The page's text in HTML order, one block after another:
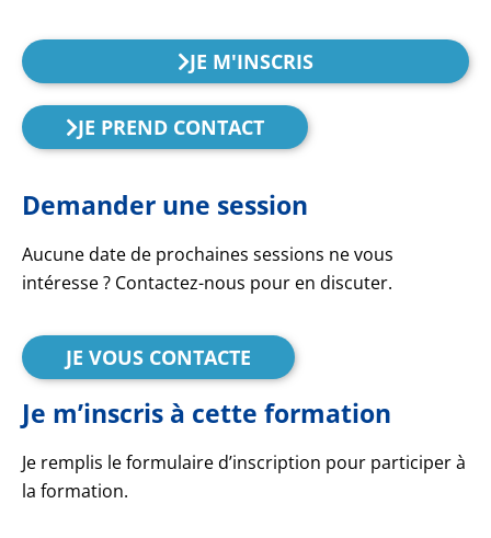
JE M'INSCRIS
JE PREND CONTACT
Demander une session
Aucune date de prochaines sessions ne vous
intéresse ? Contactez-nous pour en discuter.
JE VOUS CONTACTE
Je m’inscris à cette formation
Je remplis le formulaire d’inscription pour participer à
la formation.